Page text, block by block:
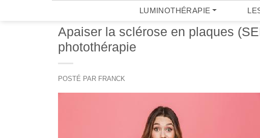
LUMINOTHÉRAPIE
Apaiser la sclérose en plaques
photothérapie
POSTÉ PAR FRANCK